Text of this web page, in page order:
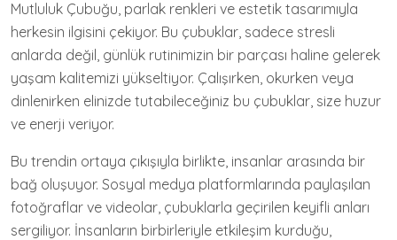
Mutluluk Çubuğu, parlak renkleri ve estetik tasarımıyla
herkesin ilgisini çekiyor. Bu çubuklar, sadece stresli
anlarda değil, günlük rutinimizin bir parçası haline gelerek
yaşam kalitemizi yükseltiyor. Çalışırken, okurken veya
dinlenirken elinizde tutabileceğiniz bu çubuklar, size huzur
ve enerji veriyor.
Bu trendin ortaya çıkışıyla birlikte, insanlar arasında bir
bağ oluşuyor. Sosyal medya platformlarında paylaşılan
fotoğraflar ve videolar, çubuklarla geçirilen keyifli anları
sergiliyor. İnsanların birbirleriyle etkileşim kurduğu,